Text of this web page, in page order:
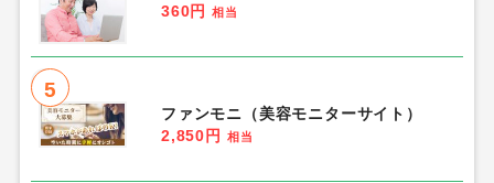
360円
相当
5
ファンモニ（美容モニターサイト）
2,850円
相当